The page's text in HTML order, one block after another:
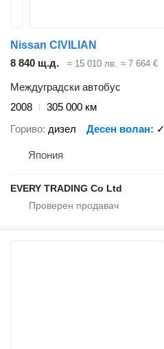
Nissan CIVILIAN
8 840 щ.д.
≈ 15 010 лв. ≈ 7 664 €
Междуградски автобус
2008
305 000 км
Гориво дизел Десен волан ✓
Япония
EVERY TRADING Co Ltd